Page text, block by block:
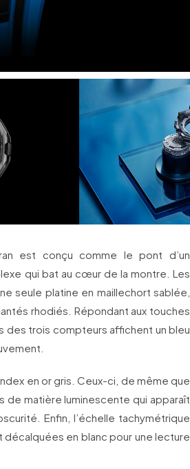
est conçu comme le pont d’un
qui bat au cœur de la montre. Les
seule platine en maillechort sablée,
rhodiés. Répondant aux touches
des trois compteurs affichent un bleu
en or gris. Ceux-ci, de même que
matière luminescente qui apparaît
Enfin, l’échelle tachymétrique
en blanc pour une lecture